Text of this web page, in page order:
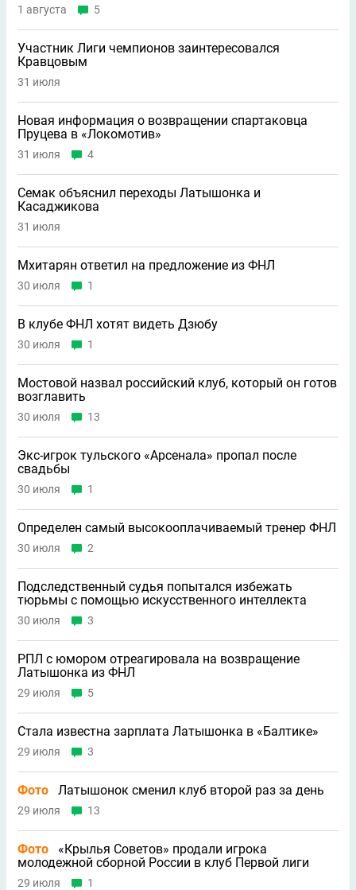
1 августа 5
Участник Лиги чемпионов заинтересовался
Кравцовым
31 июля
Новая информация о возвращении спартаковца
Пруцева в «Локомотив»
31 июля 4
Семак объяснил переходы Латышонка и
Касаджикова
31 июля
Мхитарян ответил на предложение из ФНЛ
30 июля 1
В клубе ФНЛ хотят видеть Дзюбу
30 июля 1
Мостовой назвал российский клуб, который он готов
возглавить
30 июля 13
Экс-игрок тульского «Арсенала» пропал после
свадьбы
30 июля 1
Определен самый высокооплачиваемый тренер ФНЛ
30 июля 2
Подследственный судья попытался избежать
тюрьмы с помощью искусственного интеллекта
30 июля 3
РПЛ с юмором отреагировала на возвращение
Латышонка из ФНЛ
29 июля 5
Стала известна зарплата Латышонка в «Балтике»
29 июля 3
Фото Латышонок сменил клуб второй раз за день
29 июля 13
Фото
«Крылья Советов» продали игрока
молодежной сборной России в клуб Первой лиги
29 июля 1